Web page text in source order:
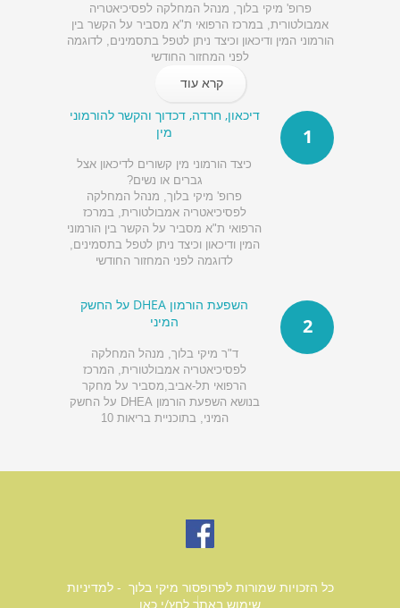
פרופ' מיקי בלוך, מנהל המחלקה לפסיכיאטריה
אמבולטורית, במרכז הרפואי ת"א מסביר על הקשר בין
הורמוני המין ודיכאון וכיצד ניתן לטפל בתסמינים, לדוגמה
לפני המחזור החודשי
קרא עוד
1
דיכאון, חרדה, דכדוך והקשר להורמוני
מין
כיצד הורמוני מין קשורים לדיכאון אצל
גברים או נשים?
פרופ' מיקי בלוך, מנהל המחלקה
לפסיכיאטריה אמבולטורית, במרכז
הרפואי ת"א מסביר על הקשר בין הורמוני
המין ודיכאון וכיצד ניתן לטפל בתסמינים,
לדוגמה לפני המחזור החודשי
2
השפעת הורמון DHEA על החשק
המיני
ד"ר מיקי בלוך, מנהל המחלקה
לפסיכיאטריה אמבולטורית, המרכז
הרפואי תל-אביב,מסביר על מחקר
בנושא השפעת הורמון DHEA על החשק
המיני, בתוכניית בריאות 10
כל הזכויות שמורות לפרופסור מיקי בלוך - למדיניות
שימוש באתר לחץ/י כאן